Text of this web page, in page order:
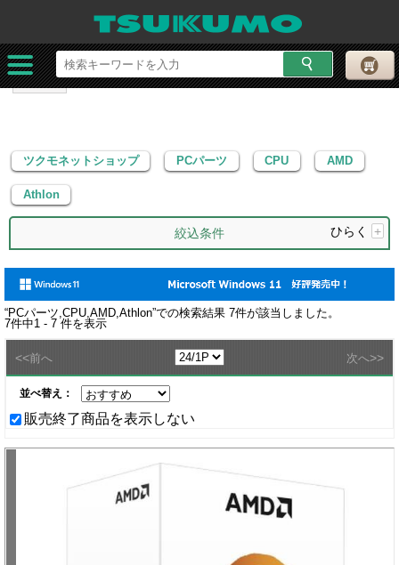
ツクモネットショップ PCパーツ
AMD
Athlon
ツクモネットショップ PCパーツ CPU AMD
Athlon
絞込条件 ひらく +
“PCパーツ,CPU,AMD,Athlon”での検索結果 7件が該当しました。
7件中1 - 7 件を表示
<<前へ 次へ>>
並べ替え：
販売終了商品を表示しない